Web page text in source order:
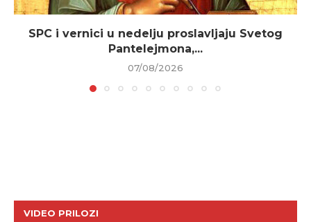
SPC i vernici u nedelju proslavljaju Svetog
Pantelejmona,...
07/08/2026
VIDEO PRILOZI